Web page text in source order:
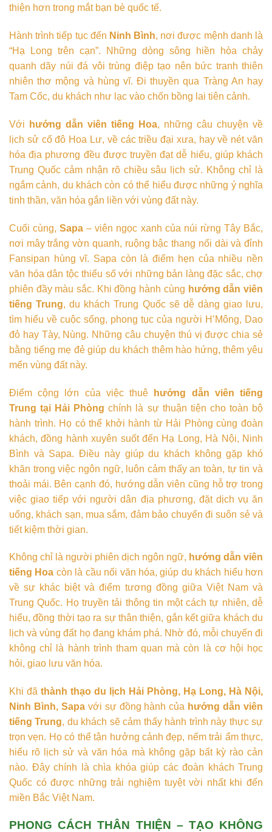
thiện hơn trong mắt bạn bè quốc tế.
Hành trình tiếp tục đến Ninh Bình, nơi được mệnh danh là
“Hạ Long trên cạn”. Những dòng sông hiền hòa chảy
quanh dãy núi đá vôi trùng điệp tạo nên bức tranh thiên
nhiên thơ mộng và hùng vĩ. Đi thuyền qua Tràng An hay
Tam Cốc, du khách như lạc vào chốn bồng lai tiên cảnh.
Với hướng dẫn viên tiếng Hoa, những câu chuyện về
lịch sử cố đô Hoa Lư, về các triều đại xưa, hay về nét văn
hóa địa phương đều được truyền đạt dễ hiểu, giúp khách
Trung Quốc cảm nhận rõ chiều sâu lịch sử. Không chỉ là
ngắm cảnh, du khách còn có thể hiểu được những ý nghĩa
tinh thần, văn hóa gắn liền với vùng đất này.
Cuối cùng,Sapa – viên ngọc xanh của núi rừng Tây Bắc,
nơi mây trắng vờn quanh, ruộng bậc thang nối dài và đỉnh
Fansipan hùng vĩ. Sapa còn là điểm hẹn của nhiều nền
văn hóa dân tộc thiểu số với những bản làng đặc sắc, chợ
phiên đầy màu sắc. Khi đồng hành cùng hướng dẫn viên
tiếng Trung, du khách Trung Quốc sẽ dễ dàng giao lưu,
tìm hiểu về cuộc sống, phong tục của người H’Mông, Dao
đỏ hay Tày, Nùng. Những câu chuyện thú vị được chia sẻ
bằng tiếng mẹ đẻ giúp du khách thêm hào hứng, thêm yêu
mến vùng đất này.
Điểm cộng lớn của việc thuê
hướng dẫn viên tiếng
Trung tại Hải Phòng chính là sự thuận tiện cho toàn bộ
hành trình. Họ có thể khởi hành từ Hải Phòng cùng đoàn
khách, đồng hành xuyên suốt đến Hạ Long, Hà Nội, Ninh
Bình và Sapa. Điều này giúp du khách không gặp khó
khăn trong việc ngôn ngữ, luôn cảm thấy an toàn, tự tin và
thoải mái. Bên cạnh đó, hướng dẫn viên cũng hỗ trợ trong
việc giao tiếp với người dân địa phương, đặt dịch vụ ăn
uống, khách sạn, mua sắm, đảm bảo chuyến đi suôn sẻ và
tiết kiệm thời gian.
Không chỉ là người phiên dịch ngôn ngữ, hướng dẫn viên
tiếng Hoa còn là cầu nối văn hóa, giúp du khách hiểu hơn
về sự khác biệt và điểm tương đồng giữa Việt Nam và
Trung Quốc. Họ truyền tải thông tin một cách tự nhiên, dễ
hiểu, đồng thời tạo ra sự thân thiện, gắn kết giữa khách du
lịch và vùng đất họ đang khám phá. Nhờ đó, mỗi chuyến đi
không chỉ là hành trình tham quan mà còn là cơ hội học
hỏi, giao lưu văn hóa.
Khi đã thành thạo du lịch Hải Phòng, Hạ Long, Hà Nội,
Ninh Bình, Sapavới sự đồng hành của hướng dẫn viên
tiếng Trung, du khách sẽ cảm thấy hành trình này thực sự
trọn vẹn. Họ có thể tận hưởng cảnh đẹp, nếm trải ẩm thực,
hiểu rõ lịch sử và văn hóa mà không gặp bất kỳ rào cản
nào. Đây chính là chìa khóa giúp các đoàn khách Trung
Quốc có được những trải nghiệm tuyệt vời nhất khi đến
miền Bắc Việt Nam.
PHONG CÁCH THÂN THIỆN – TẠO KHÔNG